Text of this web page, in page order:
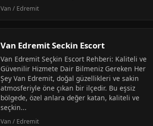
Van / Edremit
Van Edremit Seckin Escort
Van Edremit Seçkin Escort Rehberi: Kaliteli ve
Güvenilir Hizmete Dair Bilmeniz Gereken Her
Şey Van Edremit, doğal güzellikleri ve sakin
atmosferiyle öne çıkan bir ilçedir. Bu eşsiz
bölgede, özel anlara değer katan, kaliteli ve
seçkin...
Van / Edremit